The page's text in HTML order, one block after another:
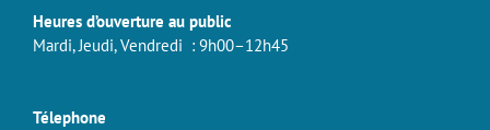
Heures d’ouverture au public
Mardi, Jeudi, Vendredi : 9h00–12h45
Télephone